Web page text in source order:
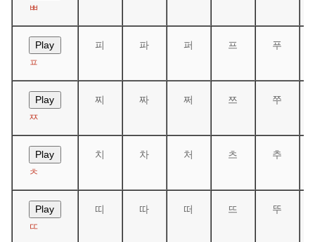
ㅃ
Play
ㅍ
피 파 퍼 프 푸
Play
ㅉ
찌 짜 쩌 쯔 쭈
Play
ㅊ
치 차 처 츠 추
Play
ㄸ
띠 따 떠 뜨 뚜